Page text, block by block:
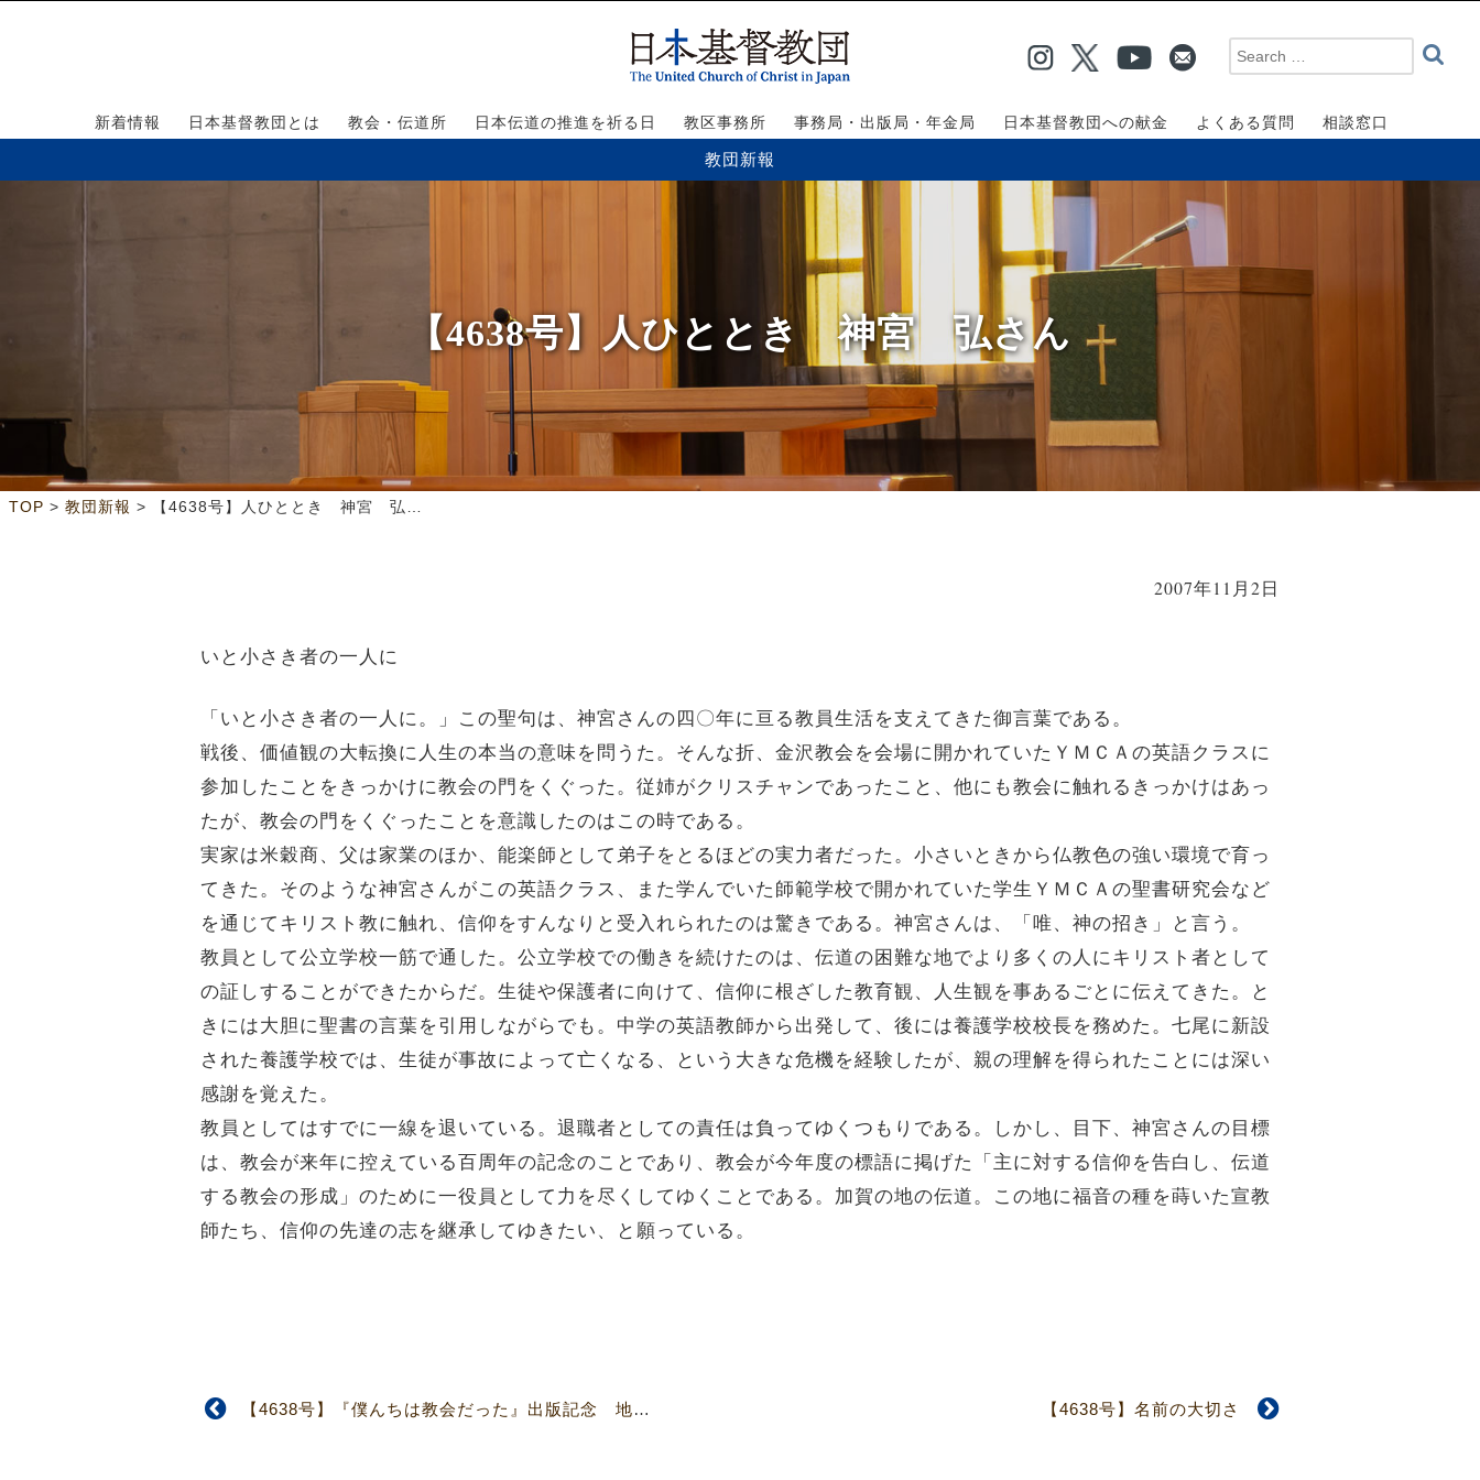
新着情報 日本基督教団とは 教会・伝道所 日本伝道の推進を祈る日 教区事務所 事務局・出版局・年金局 日本基督教団への献金 よくある質問 相談窓口
教団新報
【4638号】人ひととき 神宮 弘さん
TOP > 教団新報 > 【4638号】人ひととき 神宮 弘さん
2007年11月2日
いと小さき者の一人に
「いと小さき者の一人に。」この聖句は、神宮さんの四〇年に亘る教員生活を支えてきた御言葉である。
戦後、価値観の大転換に人生の本当の意味を問うた。そんな折、金沢教会を会場に開かれていたＹＭＣＡの英語クラスに
参加したことをきっかけに教会の門をくぐった。従姉がクリスチャンであったこと、他にも教会に触れるきっかけはあっ
たが、教会の門をくぐったことを意識したのはこの時である。
実家は米穀商、父は家業のほか、能楽師として弟子をとるほどの実力者だった。小さいときから仏教色の強い環境で育っ
てきた。そのような神宮さんがこの英語クラス、また学んでいた師範学校で開かれていた学生ＹＭＣＡの聖書研究会など
を通じてキリスト教に触れ、信仰をすんなりと受入れられたのは驚きである。神宮さんは、「唯、神の招き」と言う。
教員として公立学校一筋で通した。公立学校での働きを続けたのは、伝道の困難な地でより多くの人にキリスト者として
の証しすることができたからだ。生徒や保護者に向けて、信仰に根ざした教育観、人生観を事あるごとに伝えてきた。と
きには大胆に聖書の言葉を引用しながらでも。中学の英語教師から出発して、後には養護学校校長を務めた。七尾に新設
された養護学校では、生徒が事故によって亡くなる、という大きな危機を経験したが、親の理解を得られたことには深い
感謝を覚えた。
教員としてはすでに一線を退いている。退職者としての責任は負ってゆくつもりである。しかし、目下、神宮さんの目標
は、教会が来年に控えている百周年の記念のことであり、教会が今年度の標語に掲げた「主に対する信仰を告白し、伝道
する教会の形成」のために一役員として力を尽くしてゆくことである。加賀の地の伝道。この地に福音の種を蒔いた宣教
師たち、信仰の先達の志を継承してゆきたい、と願っている。
【4638号】『僕んちは教会だった』出版記念 地震被災教会支援チャリティー・コンサート開催 【4638号】名前の大切さ